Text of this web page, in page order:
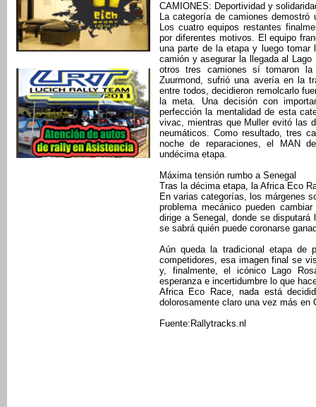
CAMIONES: Deportividad y
La categoría de camiones
Los cuatro equipos restantes
por diferentes motivos. El equipo
una parte de la etapa y luego
camión y asegurar la llegada al
otros tres camiones sí tomaron
Zuurmond, sufrió una avería en la
entre todos, decidieron remolcarlo
la meta. Una decisión con
perfección la mentalidad de esta
vivac, mientras que Muller evitó las
neumáticos. Como resultado, tres
noche de reparaciones, el MAN
undécima etapa.
Máxima tensión rumbo a Senegal
Tras la décima etapa, la Africa Eco
En varias categorías, los márgenes
problema mecánico pueden
dirige a Senegal, donde se
se sabrá quién puede coronarse
Aún queda la tradicional etapa de
competidores, esa imagen final se
y, finalmente, el icónico Lago
esperanza e incertidumbre lo que
Africa Eco Race, nada está
dolorosamente claro una vez más en
Fuente:Rallytracks.nl